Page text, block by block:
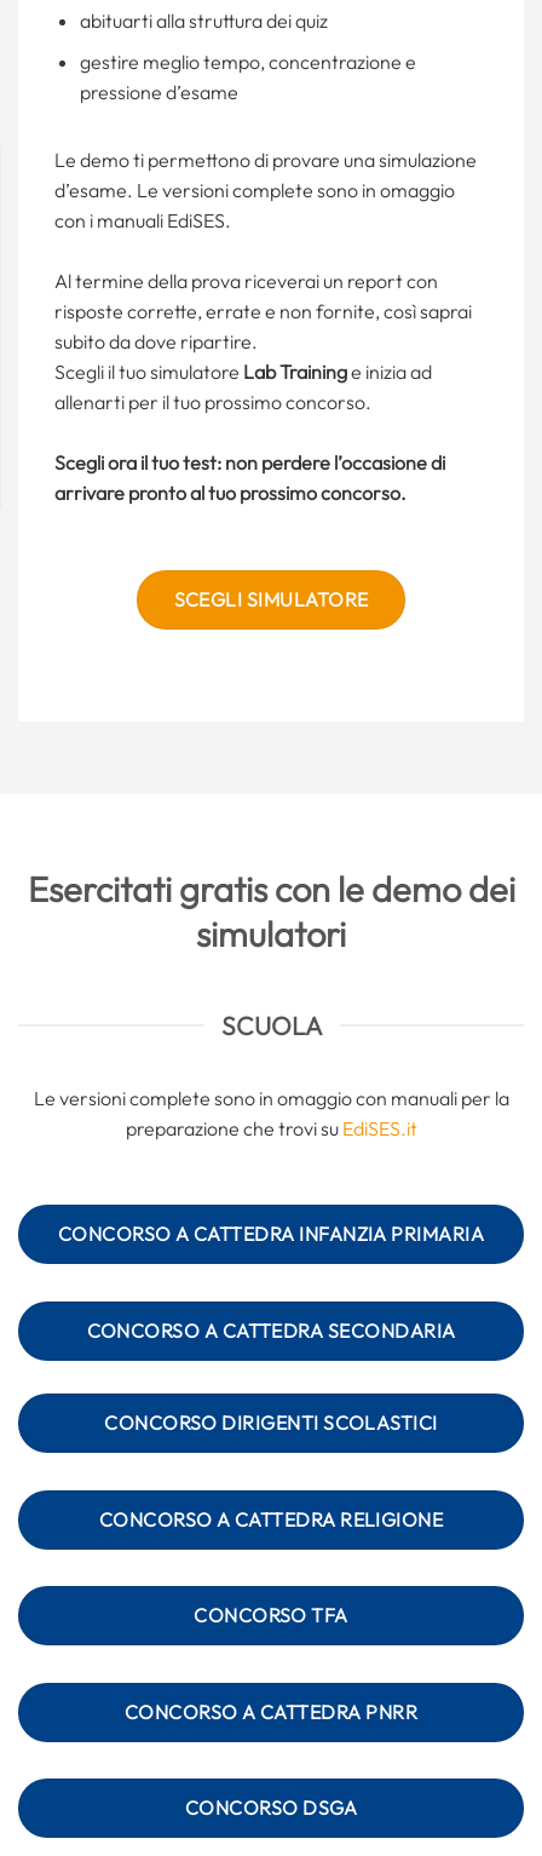
abituarti alla struttura dei quiz
gestire meglio tempo, concentrazione e
pressione d’esame
Le demo ti permettono di provare una simulazione
d’esame. Le versioni complete sono in omaggio
con i manuali EdiSES.
Al termine della prova riceverai un report con
risposte corrette, errate e non fornite, così saprai
subito da dove ripartire.
Scegli il tuo simulatore Lab Traininge inizia ad
allenarti per il tuo prossimo concorso.
Scegli ora il tuo test: non perdere l’occasione di
arrivare pronto al tuo prossimo concorso.
SCEGLI SIMULATORE
Esercitati gratis con le demo dei
simulatori
SCUOLA
Le versioni complete sono in omaggio con manuali per la
preparazione che trovi su EdiSES.it
CONCORSO A CATTEDRA INFANZIA PRIMARIA
CONCORSO A CATTEDRA SECONDARIA
CONCORSO DIRIGENTI SCOLASTICI
CONCORSO A CATTEDRA RELIGIONE
CONCORSO TFA
CONCORSO A CATTEDRA PNRR
CONCORSO DSGA